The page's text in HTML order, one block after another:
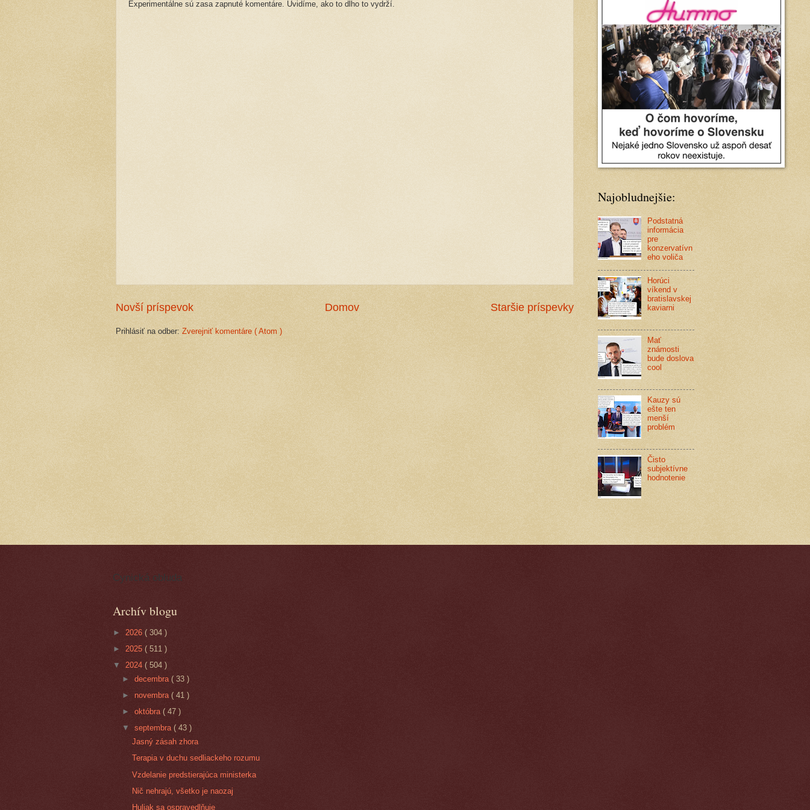
Experimentálne sú zasa zapnuté komentáre. Uvidíme, ako to dlho to vydrží.
Novší príspevok Staršie príspevky
Domov
Prihlásiť na odber: Zverejniť komentáre ( Atom )
Najobludnejšie:
Podstatná
informácia
pre
konzervatívn
eho voliča
Horúci
víkend v
bratislavskej
kaviarni
Mať
známosti
bude doslova
cool
Kauzy sú
ešte ten
menší
problém
Čisto
subjektívne
hodnotenie
Cynická obluda
Archív blogu
► 2026 ( 304 )
► 2025 ( 511 )
▼ 2024 ( 504 )
►decembra( 33 )
►novembra( 41 )
►októbra( 47 )
▼septembra( 43 )
Jasný zásah zhora
Terapia v duchu sedliackeho rozumu
Vzdelanie predstierajúca ministerka
Nič nehrajú, všetko je naozaj
Huliak sa ospravedlňuje